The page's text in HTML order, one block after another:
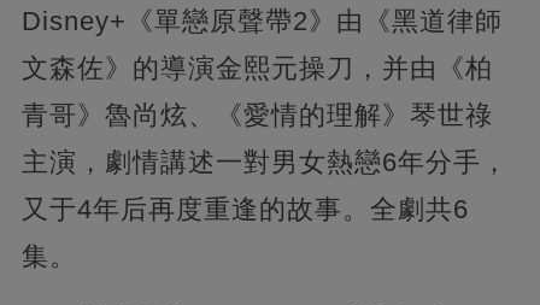
Disney+《單戀原聲帶2》由《黑道律師
文森佐》的導演金熙元操刀，并由《柏
青哥》魯尚炫、《愛情的理解》琴世祿
主演，劇情講述一對男女熱戀6年分手，
又于4年后再度重逢的故事。全劇共6
集。